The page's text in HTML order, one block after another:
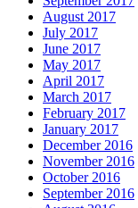
August 2017
July 2017
June 2017
May 2017
April 2017
March 2017
February 2017
January 2017
December 2016
November 2016
October 2016
September 2016